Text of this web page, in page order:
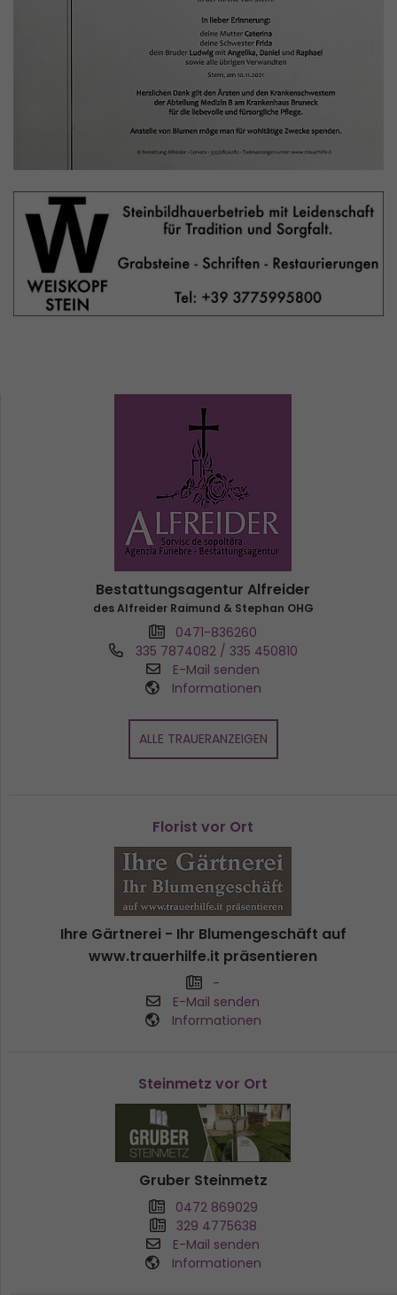
Bestattungsagentur Alfreider
des Alfreider Raimund & Stephan OHG
0471-836260
335 7874082 / 335 450810
E-Mail senden
Informationen
ALLE TRAUERANZEIGEN
Florist vor Ort
Ihre Gärtnerei - Ihr Blumengeschäft auf
www.trauerhilfe.it präsentieren
-
E-Mail senden
Informationen
Steinmetz vor Ort
Gruber Steinmetz
0472 869029
329 4775638
E-Mail senden
Informationen